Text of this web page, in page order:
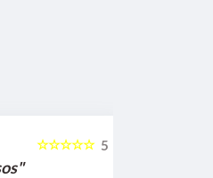
5
☆☆☆☆☆